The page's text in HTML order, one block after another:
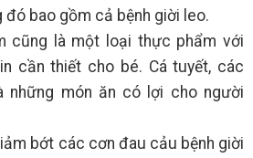
đó bao gồm cả bệnh giời leo.
cũng là một loại thực phẩm với
cần thiết cho bé. Cá tuyết, các
những món ăn có lợi cho người
bớt các cơn đau cảu bệnh giời